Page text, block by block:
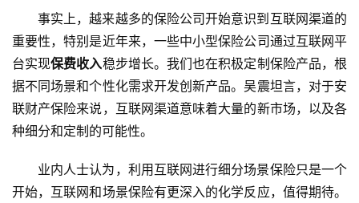
事实上，越来越多的保险公司开始意识到互联网渠道的
重要性，特别是近年来，一些中小型保险公司通过互联网平
台实现保费收入稳步增长。我们也在积极定制保险产品，根
据不同场景和个性化需求开发创新产品。吴震坦言，对于安
联财产保险来说，互联网渠道意味着大量的新市场，以及各
种细分和定制的可能性。
业内人士认为，利用互联网进行细分场景保险只是一个
开始，互联网和场景保险有更深入的化学反应，值得期待。